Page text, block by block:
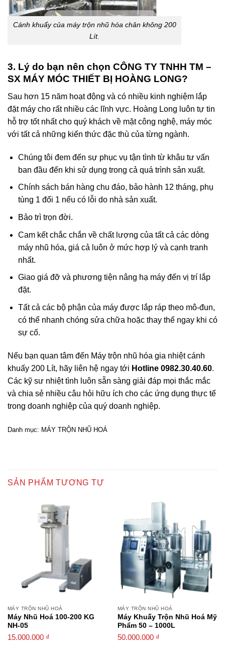
Cánh khuấy của máy trộn nhũ hóa chân không 200
Lít.
3. Lý do bạn nên chọn CÔNG TY TNHH TM –
SX MÁY MÓC THIẾT BỊ HOÀNG LONG?
Sau hơn 15 năm hoạt động và có nhiều kinh nghiệm lắp
đặt máy cho rất nhiều các lĩnh vực. Hoàng Long luôn tự tin
hỗ trợ tốt nhất cho quý khách về mặt công nghệ, máy móc
với tất cả những kiến thức đặc thù của từng ngành.
Chúng tôi đem đến sự phục vụ tận tình từ khâu tư vấn
ban đầu đến khi sử dụng trong cả quá trình sản xuất.
Chính sách bán hàng chu đáo, bảo hành 12 tháng, phụ
tùng 1 đổi 1 nếu có lỗi do nhà sản xuất.
Bảo trì trọn đời.
Cam kết chắc chắn về chất lượng của tất cả các dòng
máy nhũ hóa, giá cả luôn ở mức hợp lý và cạnh tranh
nhất.
Giao giá đỡ và phương tiện nâng hạ máy đến vị trí lắp
đặt.
Tất cả các bộ phận của máy được lắp ráp theo mô-đun,
có thể nhanh chóng sửa chữa hoặc thay thế ngay khi có
sự cố.
Nếu bạn quan tâm đến Máy trộn nhũ hóa gia nhiệt cánh
khuấy 200 Lít, hãy liên hệ ngay tới Hotline 0982.30.40.60.
Các kỹ sư nhiệt tình luôn sẵn sàng giải đáp mọi thắc mắc
và chia sẻ nhiều câu hỏi hữu ích cho các ứng dụng thực tế
trong doanh nghiệp của quý doanh nghiệp.
Danh mục: MÁY TRỘN NHŨ HOÁ
SẢN PHẨM TƯƠNG TỰ
MÁY TRỘN NHŨ HOÁ
Máy Nhũ Hoá 100-200 KG
NH-05
15.000.000 ₫
MÁY TRỘN NHŨ HOÁ
Máy Khuấy Trộn Nhũ Hoá Mỹ
Phẩm 50 – 1000L
50.000.000 ₫